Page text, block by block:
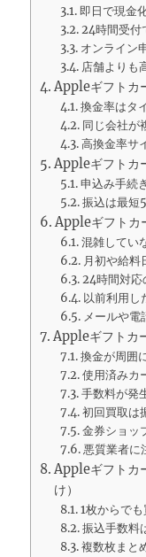
即日で現金
24時間受付
オンライン
店舗よりも
Appleギフトカ
換金率はタ
同じ会社が
高換金率サ
Appleギフトカ
申込み手続
振込は最短
Appleギフトカ
混雑してい
月初や給料
24時間対応
以前利用し
メールや電
Appleギフトカ
換金が周囲
使用済みカ
手数料が発
初回買取は
金券ショッ
悪質業者に
Appleギフトカ
け）
1枚からで
振込手数料
複数枚まと